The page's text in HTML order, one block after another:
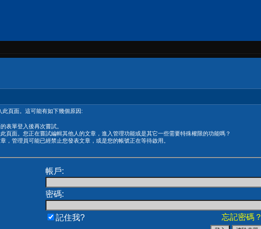
頁面。這可能有如下幾個原因:
表單登入後再次嘗試。
頁面。您正在嘗試編輯其他人的文章，進入管理功能或是其它一些需要特殊權限的功能嗎？
，管理員可能已經禁止您發表文章，或是您的帳號正在等待啟用。
帳戶:
密碼:
忘記密碼？
記住我?